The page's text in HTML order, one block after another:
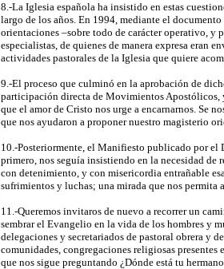
8.-La Iglesia española ha insistido en estas
largo de los años. En 1994, mediante el
orientaciones –sobre todo de carácter operativo, y
especialistas, de quienes de manera expresa eran
actividades pastorales de la Iglesia que quiere
9.-El proceso que culminó en la aprobación de
participación directa de Movimientos Apostólicos,
que el amor de Cristo nos urge a encarnarnos. Se
que nos ayudaron a proponer nuestro magisterio
10.-Posteriormente, el Manifiesto publicado por el
primero, nos seguía insistiendo en la necesidad
con detenimiento, y con misericordia entrañable
sufrimientos y luchas; una mirada que nos permita
11.-Queremos invitaros de nuevo a recorrer un
sembrar el Evangelio en la vida de los hombres y
delegaciones y secretariados de pastoral obrera y
comunidades, congregaciones religiosas presentes
que nos sigue preguntando ¿Dónde está tu